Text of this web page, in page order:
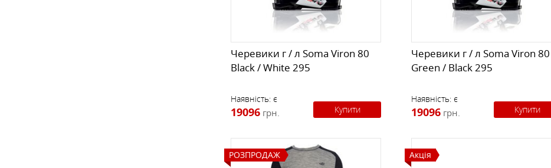
Черевики г / л Soma Viron 80
Black / White 295
Наявність: є
19096 грн. Купити
Черевики г / л Soma Viron 80
Green / Black 295
Наявність: є
19096 грн. Купити
РОЗПРОДАЖ Акція